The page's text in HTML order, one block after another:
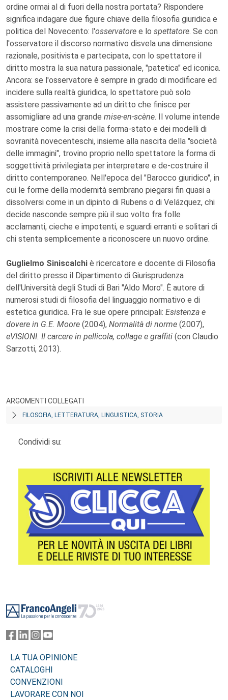
ordine ormai al di fuori della nostra portata? Rispondere
significa indagare due figure chiave della filosofia giuridica e
politica del Novecento: l'osservatore e lo spettatore. Se con
l'osservatore il discorso normativo disvela una dimensione
razionale, positivista e partecipata, con lo spettatore il
diritto mostra la sua natura passionale, "patetica" ed iconica.
Ancora: se l'osservatore è sempre in grado di modificare ed
incidere sulla realtà giuridica, lo spettatore può solo
assistere passivamente ad un diritto che finisce per
assomigliare ad una grande mise-en-scène. Il volume intende
mostrare come la crisi della forma-stato e dei modelli di
sovranità novecenteschi, insieme alla nascita della "società
delle immagini", trovino proprio nello spettatore la forma di
soggettività privilegiata per interpretare e de-costruire il
diritto contemporaneo. Nell'epoca del "Barocco giuridico", in
cui le forme della modernità sembrano piegarsi fin quasi a
dissolversi come in un dipinto di Rubens o di Velázquez, chi
decide nasconde sempre più il suo volto fra folle
acclamanti, cieche e impotenti, e sguardi erranti e solitari di
chi stenta semplicemente a riconoscere un nuovo ordine.
Guglielmo Siniscalchi è ricercatore e docente di Filosofia
del diritto presso il Dipartimento di Giurisprudenza
dell'Università degli Studi di Bari "Aldo Moro". È autore di
numerosi studi di filosofia del linguaggio normativo e di
estetica giuridica. Fra le sue opere principali: Esistenza e
dovere in G.E. Moore (2004), Normalità di norme (2007),
eVISIONI. Il carcere in pellicola, collage e graffiti (con Claudio
Sarzotti, 2013).
ARGOMENTI COLLEGATI
FILOSOFIA, LETTERATURA, LINGUISTICA, STORIA
Condividi su:
LA TUA OPINIONE
CATALOGHI
CONVENZIONI
LAVORARE CON NOI